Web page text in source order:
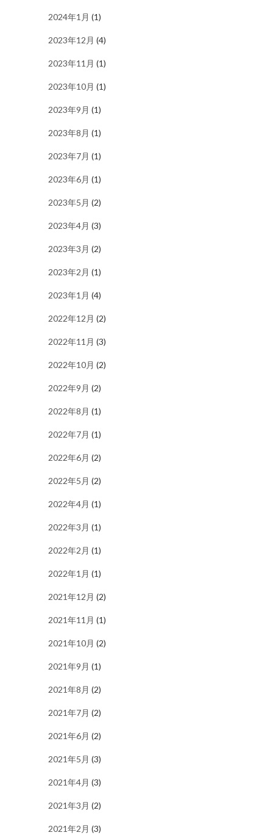
2024年1月 (1)
2023年12月 (4)
2023年11月 (1)
2023年10月 (1)
2023年9月 (1)
2023年8月 (1)
2023年7月 (1)
2023年6月 (1)
2023年5月 (2)
2023年4月 (3)
2023年3月 (2)
2023年2月 (1)
2023年1月 (4)
2022年12月 (2)
2022年11月 (3)
2022年10月 (2)
2022年9月 (2)
2022年8月 (1)
2022年7月 (1)
2022年6月 (2)
2022年5月 (2)
2022年4月 (1)
2022年3月 (1)
2022年2月 (1)
2022年1月 (1)
2021年12月 (2)
2021年11月 (1)
2021年10月 (2)
2021年9月 (1)
2021年8月 (2)
2021年7月 (2)
2021年6月 (2)
2021年5月 (3)
2021年4月 (3)
2021年3月 (2)
2021年2月 (3)